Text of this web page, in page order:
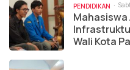
PENDIDIKAN
Wali Kota